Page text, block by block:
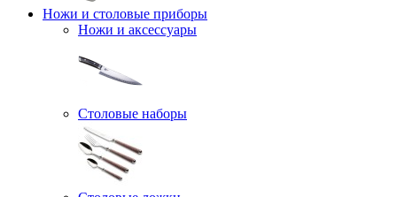
Ножи и столовые приборы
Ножи и аксессуары
Столовые наборы